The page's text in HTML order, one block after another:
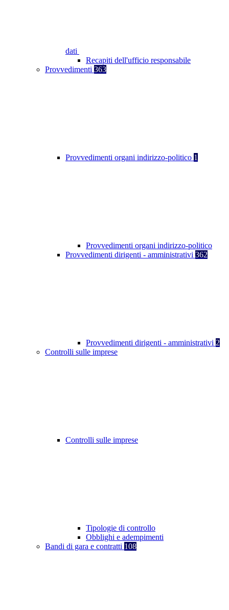
dati
Recapiti dell'ufficio responsabile
Provvedimenti 363
Provvedimenti organi indirizzo-politico 1
Provvedimenti organi indirizzo-politico
Provvedimenti dirigenti - amministrativi 362
Provvedimenti dirigenti - amministrativi 2
Controlli sulle imprese
Controlli sulle imprese
Tipologie di controllo
Obblighi e adempimenti
Bandi di gara e contratti 108